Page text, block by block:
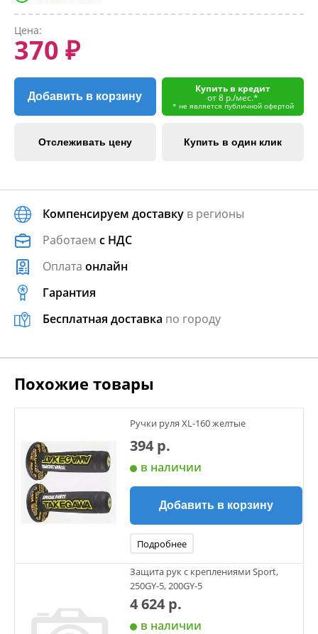
Цена:
370 ₽
Добавить в корзину
Купить в кредит
от 8 р./мес.*
* не является публичной офертой
Отслеживать цену Купить в один клик
Компенсируем доставку в регионы
Работаем с НДС
Оплата онлайн
Гарантия
Бесплатная доставка по городу
Похожие товары
Ручки руля XL-160 желтые
394 р.
в наличии
Добавить в корзину
Подробнее
Защита рук с креплениями Sport,
250GY-5, 200GY-5
4 624 р.
в наличии